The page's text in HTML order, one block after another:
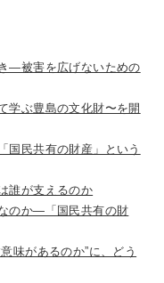
―被害を広げないための
学ぶ豊島の文化財〜を開
民共有の財産」という
誰が支えるのか
のか―「国民共有の財
味があるのか”に、どう